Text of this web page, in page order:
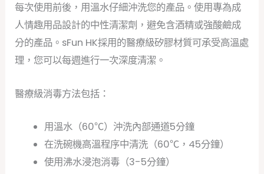
每次使用前後，用溫水仔細沖洗您的產品。使用專為成
人情趣用品設計的中性清潔劑，避免含酒精或強酸鹼成
分的產品。sFun HK採用的醫療級矽膠材質可承受高溫處
理，您可以每週進行一次深度清潔。
醫療級消毒方法包括：
用溫水（60℃）沖洗內部通道5分鐘
在洗碗機高溫程序中清洗（60℃，45分鐘）
使用沸水浸泡消毒（3-5分鐘）